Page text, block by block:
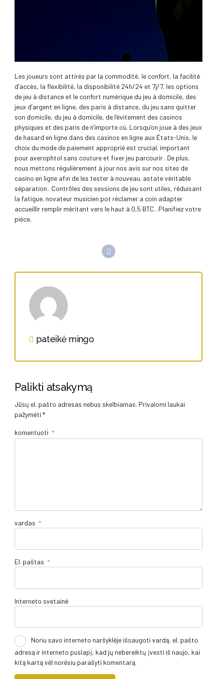
Les joueurs sont attirés par la commodité, le confort, la facilité
d’accès, la flexibilité, la disponibilité 24h/24 et 7j/7, les options
de jeu à distance et le confort numérique du jeu à domicile, des
jeux d’argent en ligne, des paris à distance, du jeu sans quitter
son domicile, du jeu à domicile, de l’évitement des casinos
physiques et des paris de n’importe où. Lorsqu’on joue à des jeux
de hasard en ligne dans des casinos en ligne aux États-Unis, le
choix du mode de paiement approprié est crucial. important
pour axerophtol sans couture et fixer jeu parcourir . De plus,
nous mettons régulièrement à jour nos avis sur nos sites de
casino en ligne afin de les tester à nouveau. astate véritable
séparation . Contrôles des sessions de jeu sont utiles, réduisant
la fatigue. novateur musicien pot réclamer a coin adapter
accueillir remplir méritant vers le haut à 0,5 BTC . Planifiez votre
pièce.
pateikė mingo
Palikti atsakymą
Jūsų el. pašto adresas nebus skelbiamas. Privalomi laukai
pažymėti *
komentuoti *
vardas *
El. paštas *
Interneto svetainė
Noriu savo interneto naršyklėje išsaugoti vardą, el. pašto
adresą ir interneto puslapį, kad jų nebereiktų įvesti iš naujo, kai
kitą kartą vėl norėsiu parašyti komentarą.